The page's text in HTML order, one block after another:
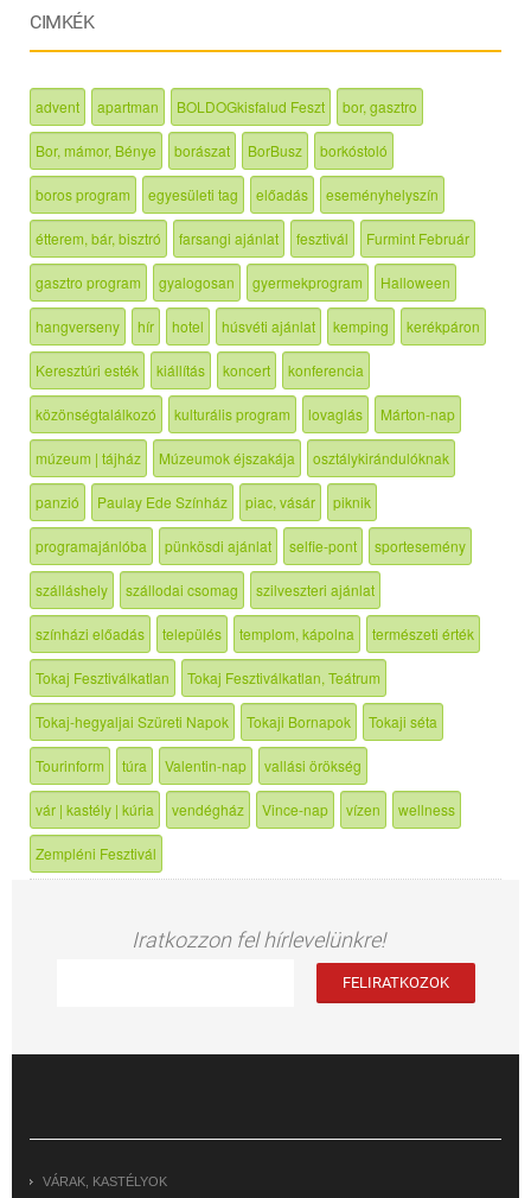
CIMKÉK
advent apartman BOLDOGkisfalud Feszt bor, gasztro
Bor, mámor, Bénye borászat BorBusz borkóstoló
boros program egyesületi tag előadás eseményhelyszín
étterem, bár, bisztró farsangi ajánlat fesztivál Furmint Február
gasztro program gyalogosan gyermekprogram Halloween
hangverseny hír hotel húsvéti ajánlat kemping kerékpáron
Keresztúri esték kiállítás koncert konferencia
közönségtalálkozó kulturális program lovaglás Márton-nap
múzeum | tájház Múzeumok éjszakája osztálykirándulóknak
panzió Paulay Ede Színház piac, vásár piknik
programajánlóba pünkösdi ajánlat selfie-pont sportesemény
szálláshely szállodai csomag szilveszteri ajánlat
színházi előadás település templom, kápolna természeti érték
Tokaj Fesztiválkatlan Tokaj Fesztiválkatlan, Teátrum
Tokaj-hegyaljai Szüreti Napok Tokaji Bornapok Tokaji séta
Tourinform túra Valentin-nap vallási örökség
vár | kastély | kúria vendégház Vince-nap vízen wellness
Zempléni Fesztivál
Iratkozzon fel hírlevelünkre!
VÁRAK, KASTÉLYOK